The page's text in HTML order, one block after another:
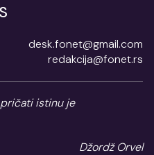
desk.fonet@gmail.com
redakcija@fonet.rs
istinu je
Džordž Orvel